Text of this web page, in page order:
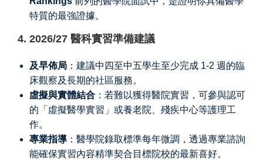
特質的最強證據。
4. 2026/27 醫科實習準備建議
及早佈局 ：建議中四至中五學生至少完成 1-2 週的臨
床觀察及長期的社區服務。
虛擬與實體結合 ：若難以獲得醫院實習，可參與認可
的「虛擬醫學實習」或養老院、殘疾中心等護理工
作。
專業指導 ：醫學院錄取標準每年微調，透過專業諮詢
能確保實習內容精準契合目標院校的最新喜好。